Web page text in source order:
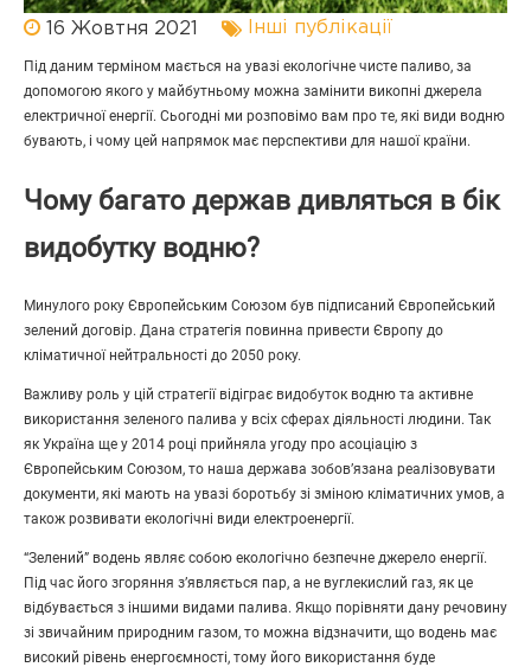
16 Жовтня 2021 Інші публікації
Під даним терміном мається на увазі екологічне чисте паливо, за
допомогою якого у майбутньому можна замінити викопні джерела
електричної енергії. Сьогодні ми розповімо вам про те, які види водню
бувають, і чому цей напрямок має перспективи для нашої країни.
Чому багато держав дивляться в бік
видобутку водню?
Минулого року Європейським Союзом був підписаний Європейський
зелений договір. Дана стратегія повинна привести Європу до
кліматичної нейтральності до 2050 року.
Важливу роль у цій стратегії відіграє видобуток водню та активне
використання зеленого палива у всіх сферах діяльності людини. Так
як Україна ще у 2014 році прийняла угоду про асоціацію з
Європейським Союзом, то наша держава зобов’язана реалізовувати
документи, які мають на увазі боротьбу зі зміною кліматичних умов, а
також розвивати екологічні види електроенергії.
“Зелений” водень являє собою екологічно безпечне джерело енергії.
Під час його згоряння з’являється пар, а не вуглекислий газ, як це
відбувається з іншими видами палива. Якщо порівняти дану речовину
зі звичайним природним газом, то можна відзначити, що водень має
високий рівень енергоємності, тому його використання буде